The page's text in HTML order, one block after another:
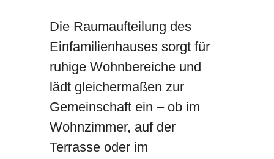
Die Raumaufteilung des
Einfamilienhauses sorgt für
ruhige Wohnbereiche und
lädt gleichermaßen zur
Gemeinschaft ein – ob im
Wohnzimmer, auf der
Terrasse oder im